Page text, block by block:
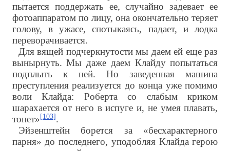
пытается поддержать ее, случайно задевает ее
фотоаппаратом по лицу, она окончательно теряет
голову, в ужасе, спотыкаясь, падает, и лодка
переворачивается.
Для вящей подчеркнутости мы даем ей еще раз
вынырнуть. Мы даже даем Клайду попытаться
подплыть к ней. Но заведенная машина
преступления реализуется до конца уже помимо
воли Клайда: Роберта со слабым криком
шарахается от него в испуге и, не умея плавать,
тонет»[103].
Эйзенштейн борется за «бесхарактерного
парня» до последнего, уподобляя Клайда герою